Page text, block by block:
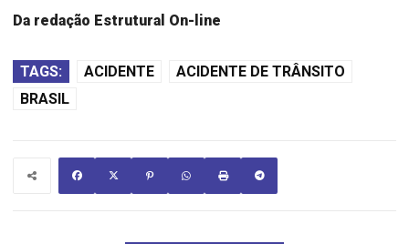
Da redação Estrutural On-line
TAGS: ACIDENTE
ACIDENTE DE TRÂNSITO
BRASIL